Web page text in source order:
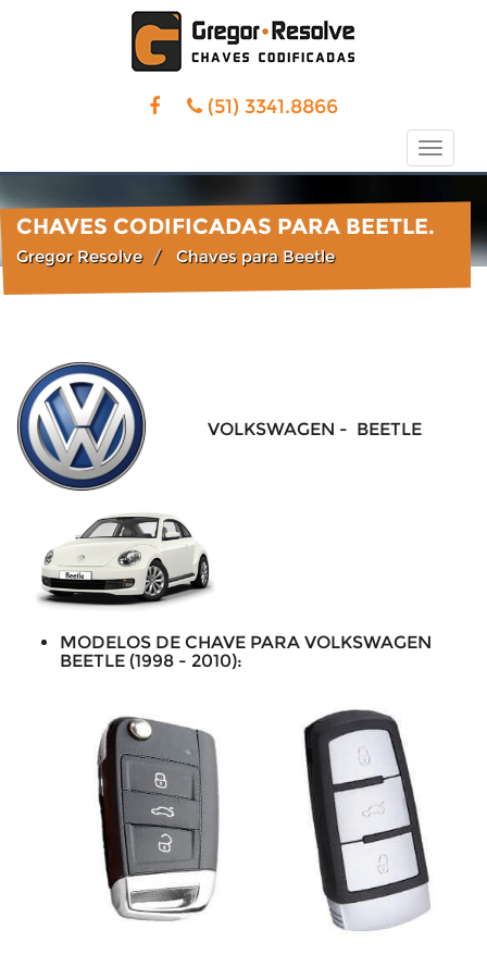
(51) 3341.8866
Toggle
CHAVES CODIFICADAS PARA BEETLE.
Gregor Resolve Chaves para Beetle
VOLKSWAGEN - BEETLE
MODELOS DE CHAVE PARA VOLKSWAGEN
BEETLE (1998 - 2010):